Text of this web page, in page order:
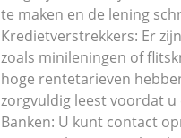
te maken en de lening
Kredietverstrekkers: Er
zoals minileningen of
hoge rentetarieven
zorgvuldig leest voordat u
Banken: U kunt contact